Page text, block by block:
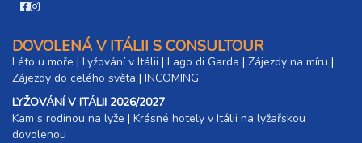
DOVOLENÁ V ITÁLII S CONSULTOUR
Léto u moře | Lyžování v Itálii | Lago di Garda | Zájezdy na míru |
Zájezdy do celého světa | INCOMING
LYŽOVÁNÍ V ITÁLII 2026/2027
Kam s rodinou na lyže |​ Krásné hotely v Itálii na lyžařskou
dovolenou